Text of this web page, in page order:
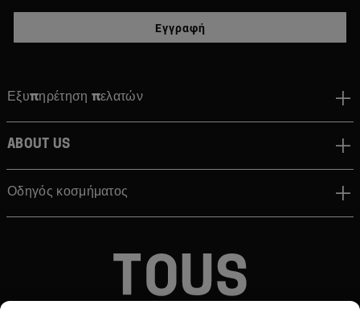
Εγγραφή
Εξυπηρέτηση πελατών
About us
Οδηγός κοσμήματος